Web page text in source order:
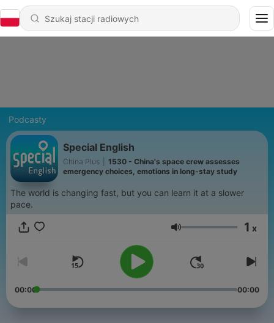
Podcasty
Special English
China Plus
1530 - China's space crew assesses
emergency choices, emotions in long-stay study
The world is changing fast, but you can learn it at a slower
pace.
Głośność 1 x
00:00 00:00